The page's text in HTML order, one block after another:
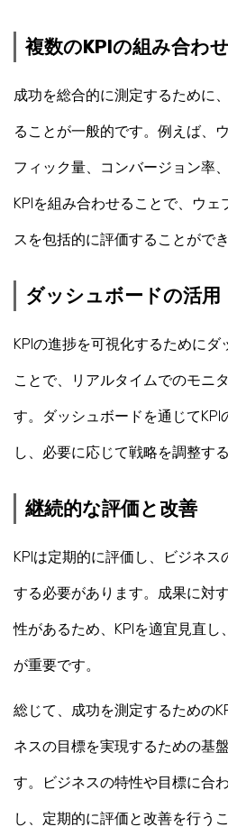
複数のKPIの組み合わせ
成功を総合的に測定するために
ることが一般的です。例えば、
フィック量、コンバージョン率
KPIを組み合わせることで、ウ
スを包括的に評価することができ
ダッシュボードの活用
KPIの進捗を可視化するために
ことで、リアルタイムでのモニ
す。ダッシュボードを通じて
し、必要に応じて戦略を調整す
継続的な評価と改善
KPIは定期的に評価し、ビジネ
する必要があります。成果に対
性があるため、KPIを適宜見直し
が重要です。
総じて、成功を測定するための
ネスの目標を実現するための基
す。ビジネスの特性や目標に合
し、定期的に評価と改善を行う